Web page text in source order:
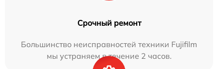
Срочный ремонт
Большинство неисправностей техники Fujifilm
мы устраняем в течение 2 часов.